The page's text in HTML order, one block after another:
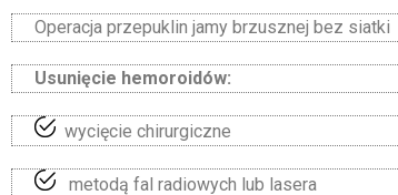
Operacja przepuklin jamy brzusznej bez siatki
Usunięcie hemoroidów:
wycięcie chirurgiczne
metodą fal radiowych lub lasera